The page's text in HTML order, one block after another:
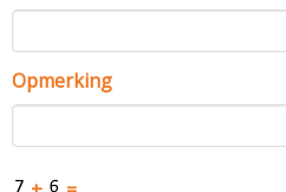
Opmerking